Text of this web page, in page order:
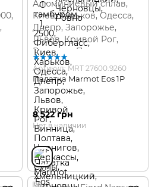
Артикул: MRT 27600.9260
Палатка Marmot Eos 1P
8 522 грн
Нет в наличии